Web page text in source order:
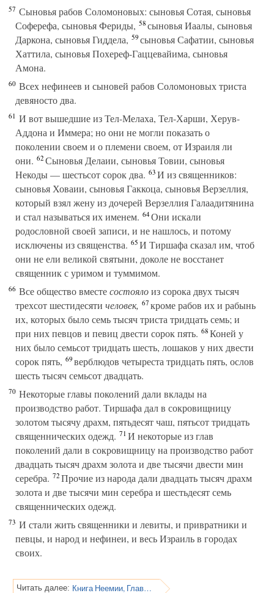
57 Сыновья рабов Соломоновых: сыновья Сотая, сыновья
Соферефа, сыновья Фериды, 58сыновья Иаалы, сыновья
Даркона, сыновья Гиддела, 59сыновья Сафатии, сыновья
Хаттила, сыновья Похереф-Гаццевайима, сыновья
Амона.
60 Всех нефинеев и сыновей рабов Соломоновых триста
девяносто два.
61 И вот вышедшие из Тел-Мелаха, Тел-Харши, Херув-
Аддона и Иммера; но они не могли показать о
поколении своем и о племени своем, от Израиля ли
они. 62Сыновья Делаии, сыновья Товии, сыновья
Некоды — шестьсот сорок два. 63И из священников:
сыновья Ховаии, сыновья Гаккоца, сыновья Верзеллия,
который взял жену из дочерей Верзеллия Галаадитянина
и стал называться их именем. 64Они искали
родословной своей записи, и не нашлось, и потому
исключены из священства. 65И Тиршафа сказал им, чтоб
они не ели великой святыни, доколе не восстанет
священник с уримом и туммимом.
66 Все общество вместесостоялоиз сорока двух тысяч
трехсот шестидесяти человек, 67кроме рабов их и рабынь
их, которых было семь тысяч триста тридцать семь; и
при них певцов и певиц двести сорок пять. 68Коней у
них было семьсот тридцать шесть, лошаков у них двести
сорок пять, 69верблюдов четыреста тридцать пять, ослов
шесть тысяч семьсот двадцать.
70 Некоторые главы поколений дали вклады на
производство работ. Тиршафа дал в сокровищницу
золотом тысячу драхм, пятьдесят чаш, пятьсот тридцать
священнических одежд. 71И некоторые из глав
поколений дали в сокровищницу на производство работ
двадцать тысяч драхм золота и две тысячи двести мин
серебра. 72Прочие из народа дали двадцать тысяч драхм
золота и две тысячи мин серебра и шестьдесят семь
священнических одежд.
73 И стали жить священники и левиты, и привратники и
певцы, и народ и нефинеи, и весь Израиль в городах
своих.
Читать далее: Книга Неемии, Глава 8